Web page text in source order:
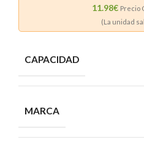
11.98€ Precio
(La unidad
CAPACIDAD
MARCA